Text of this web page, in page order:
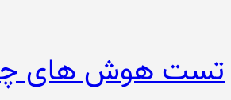
تست هوش های